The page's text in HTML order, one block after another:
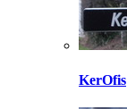
KerOfis